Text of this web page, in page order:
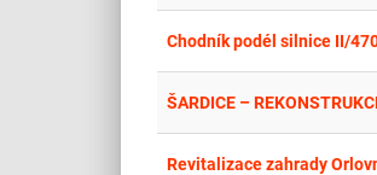
Chodník podél silnice II/
ŠARDICE –
Revitalizace zahrady